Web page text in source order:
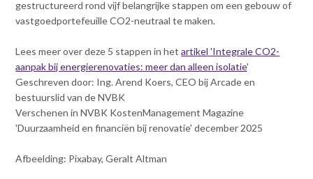
gestructureerd rond vijf belangrijke stappen om een gebouw of
vastgoedportefeuille CO2-neutraal te maken.
Lees meer over deze 5 stappen in hetartikel 'Integrale CO2-
aanpak bij energierenovaties: meer dan alleen isolatie'
Geschreven door: Ing. Arend Koers, CEO bij Arcade en
bestuurslid van de NVBK
Verschenen in NVBK KostenManagement Magazine
'Duurzaamheid en financiën bij renovatie' december 2025
Afbeelding: Pixabay, Geralt Altman